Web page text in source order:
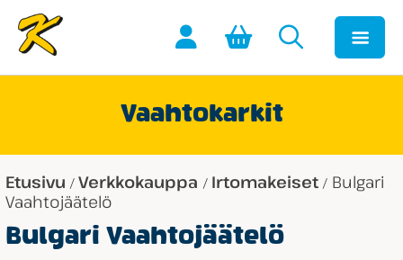
Vaahtokarkit
Etusivu / Verkkokauppa / Irtomakeiset / Bulgari
Vaahtojäätelö
Bulgari Vaahtojäätelö